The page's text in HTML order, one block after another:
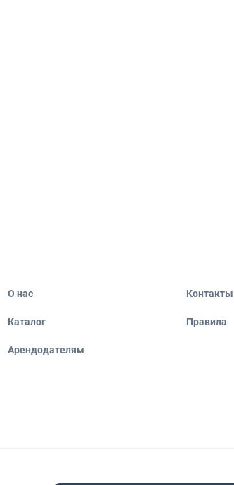
О нас Контакты
Каталог Правила
Арендодателям